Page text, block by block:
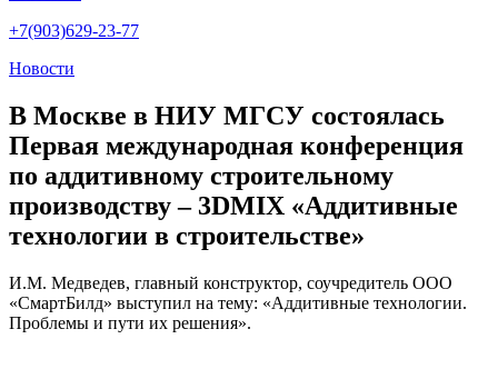
+7(903)629-23-77
Новости
В Москве в НИУ МГСУ состоялась
Первая международная конференция
по аддитивному строительному
производству – 3DMIX «Аддитивные
технологии в строительстве»
И.М. Медведев, главный конструктор, соучредитель ООО
«СмартБилд» выступил на тему: «Аддитивные технологии.
Проблемы и пути их решения».